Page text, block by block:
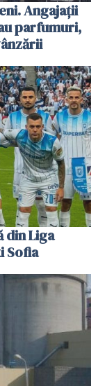
Angajații
parfumuri,
din Liga
Sofia